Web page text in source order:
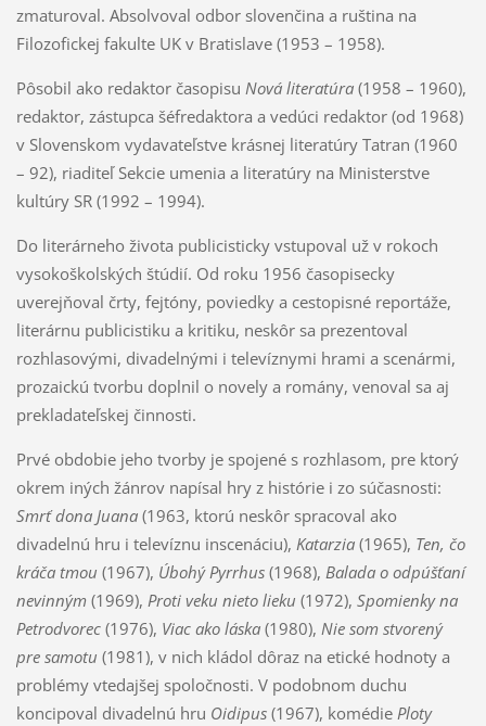
zmaturoval. Absolvoval odbor slovenčina a ruština na
Filozofickej fakulte UK v Bratislave (1953 – 1958).
Pôsobil ako redaktor časopisu Nová literatúra(1958 – 1960),
redaktor, zástupca šéfredaktora a vedúci redaktor (od 1968)
v Slovenskom vydavateľstve krásnej literatúry Tatran (1960
– 92), riaditeľ Sekcie umenia a literatúry na Ministerstve
kultúry SR (1992 – 1994).
Do literárneho života publicisticky vstupoval už v rokoch
vysokoškolských štúdií. Od roku 1956 časopisecky
uverejňoval črty, fejtóny, poviedky a cestopisné reportáže,
literárnu publicistiku a kritiku, neskôr sa prezentoval
rozhlasovými, divadelnými i televíznymi hrami a scenármi,
prozaickú tvorbu doplnil o novely a romány, venoval sa aj
prekladateľskej činnosti.
Prvé obdobie jeho tvorby je spojené s rozhlasom, pre ktorý
okrem iných žánrov napísal hry z histórie i zo súčasnosti:
Smrť dona Juana (1963, ktorú neskôr spracoval ako
divadelnú hru i televíznu inscenáciu), Katarzia (1965), Ten, čo
kráča tmou (1967), Úbohý Pyrrhus (1968), Balada o odpúšťaní
nevinným (1969), Proti veku nieto lieku (1972), Spomienky na
Petrodvorec (1976), Viac ako láska (1980), Nie som stvorený
pre samotu (1981), v nich kládol dôraz na etické hodnoty a
problémy vtedajšej spoločnosti. V podobnom duchu
koncipoval divadelnú hru Oidipus (1967), komédie Ploty